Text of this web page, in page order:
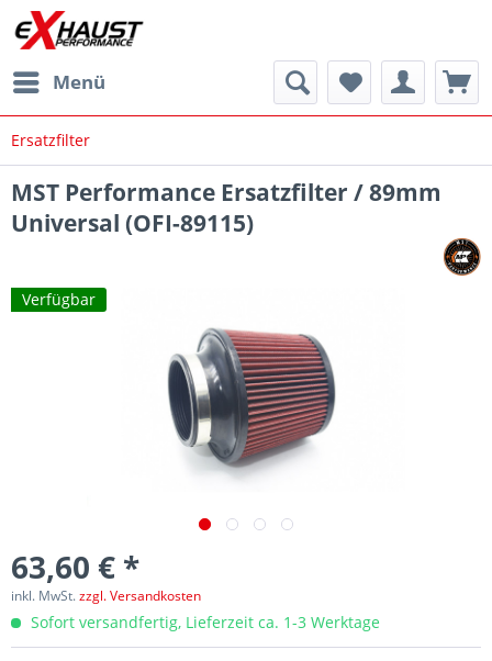
Menü
Ersatzfilter
MST Performance Ersatzfilter / 89mm
Universal (OFI-89115)
Verfügbar
63,60 € *
inkl. MwSt.zzgl. Versandkosten
Sofort versandfertig, Lieferzeit ca. 1-3 Werktage